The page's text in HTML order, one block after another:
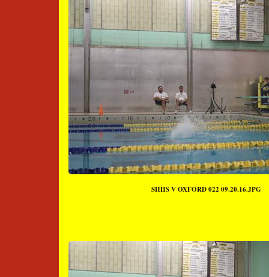
SHHS V OXFORD 022 09.20.16.JPG